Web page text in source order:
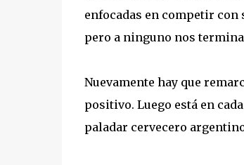
enfocadas en competir con
pero a ninguno nos
Nuevamente hay que
positivo. Luego está en
paladar cervecero